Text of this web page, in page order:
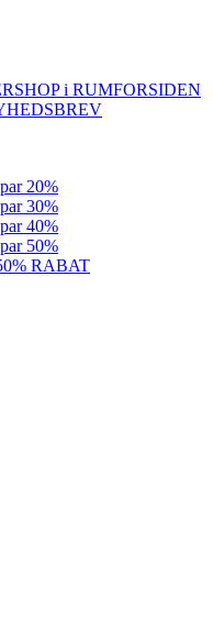
SHOP i RUMFORSIDEN
20%
30%
40%
50%
RABAT